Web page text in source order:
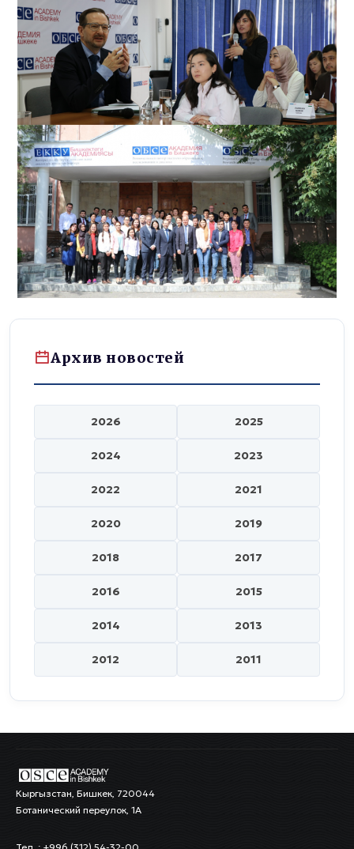
Архив новостей
2026 2025
2024 2023
2022 2021
2020 2019
2018 2017
2016 2015
2014 2013
2012 2011
Кыргызстан, Бишкек, 720044
Ботанический переулок, 1А